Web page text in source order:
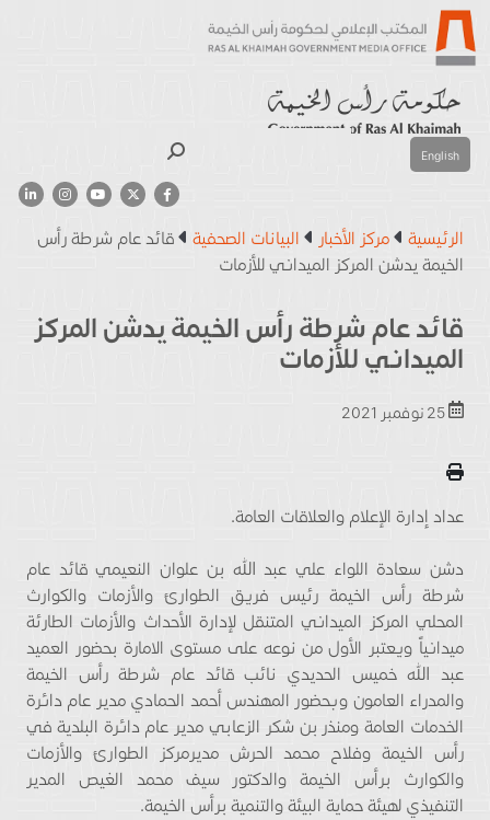
English
الرئيسية مركز الأخبار البيانات الصحفية
قائد عام شرطة رأس
الخيمة يدشن المركز الميداني للأزمات
قائد عام شرطة رأس الخيمة يدشن المركز
الميداني للأزمات
عداد إدارة الإعلام والعلاقات العامة.
دشن سعادة اللواء علي عبد الله بن علوان النعيمي قائد عام
شرطة رأس الخيمة رئيس فريق الطوارئ والأزمات والكوارث
المحلي المركز الميداني المتنقل لإدارة الأحداث والأزمات الطارئة
ميدانياً ويعتبر الأول من نوعه على مستوى الامارة بحضور العميد
عبد الله خميس الحديدي نائب قائد عام شرطة رأس الخيمة
والمدراء العامون وبحضور المهندس أحمد الحمادي مدير عام دائرة
الخدمات العامة ومنذر بن شكر الزعابي مدير عام دائرة البلدية في
رأس الخيمة وفلاح محمد الحرش مديرمركز الطوارئ والأزمات
والكوارث برأس الخيمة والدكتور سيف محمد الغيص المدير
التنفيذي لهيئة حماية البيئة والتنمية برأس الخيمة.